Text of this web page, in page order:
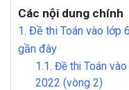
Các nội dung chính
1. Đề thi Toán vào lớp
gần đây
1.1. Đề thi Toán
2022 (vòng 2)